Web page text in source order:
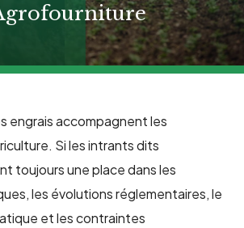
engrais accompagnent les
Si les intrants dits
toujours une place dans les
les évolutions réglementaires, le
et les contraintes